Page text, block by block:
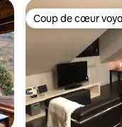
Coup de cœur
Coup de cœur